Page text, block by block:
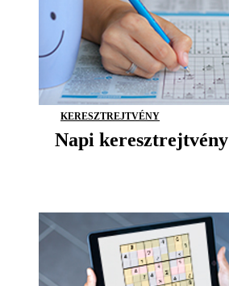
KERESZTREJTVÉNY
Napi keresztrejtvény